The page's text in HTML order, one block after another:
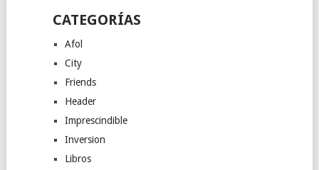
CATEGORÍAS
Afol
City
Friends
Header
Imprescindible
Inversion
Libros